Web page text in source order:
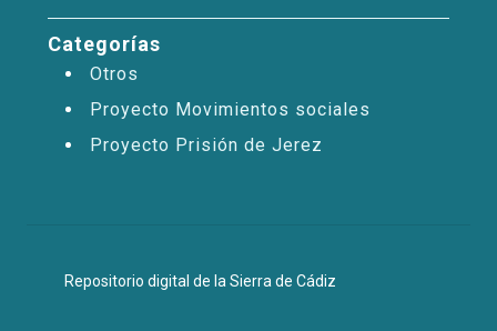
Categorías
Otros
Proyecto Movimientos sociales
Proyecto Prisión de Jerez
Repositorio digital de la Sierra de Cádiz